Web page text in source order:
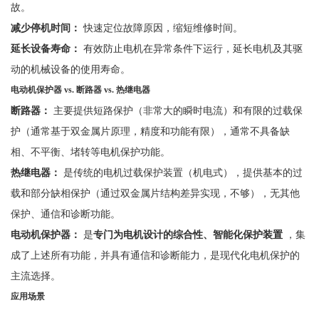
故。
减少停机时间： 快速定位故障原因，缩短维修时间。
延长设备寿命： 有效防止电机在异常条件下运行，延长电机及其驱
动的机械设备的使用寿命。
电动机保护器 vs. 断路器 vs. 热继电器
断路器： 主要提供短路保护（非常大的瞬时电流）和有限的过载保
护（通常基于双金属片原理，精度和功能有限），通常不具备缺
相、不平衡、堵转等电机保护功能。
热继电器： 是传统的电机过载保护装置（机电式），提供基本的过
载和部分缺相保护（通过双金属片结构差异实现，不够），无其他
保护、通信和诊断功能。
电动机保护器： 是专门为电机设计的综合性、智能化保护装置
，集
成了上述所有功能，并具有通信和诊断能力，是现代化电机保护的
主流选择。
应用场景